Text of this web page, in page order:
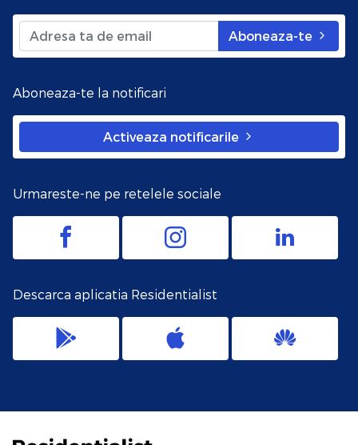
Aboneaza-te
Aboneaza-te la notificari
Activeaza notificarile
Urmareste-ne pe retelele sociale
Descarca aplicatia Residentialist